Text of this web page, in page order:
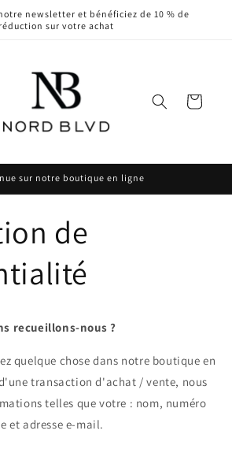
newsletter et bénéficiez de 10 % de
réduction sur votre achat
Panier
sur notre boutique en ligne
de
recueillons-nous ?
quelque chose dans notre boutique en
transaction d'achat / vente, nous
telles que votre : nom, numéro
et adresse e-mail.